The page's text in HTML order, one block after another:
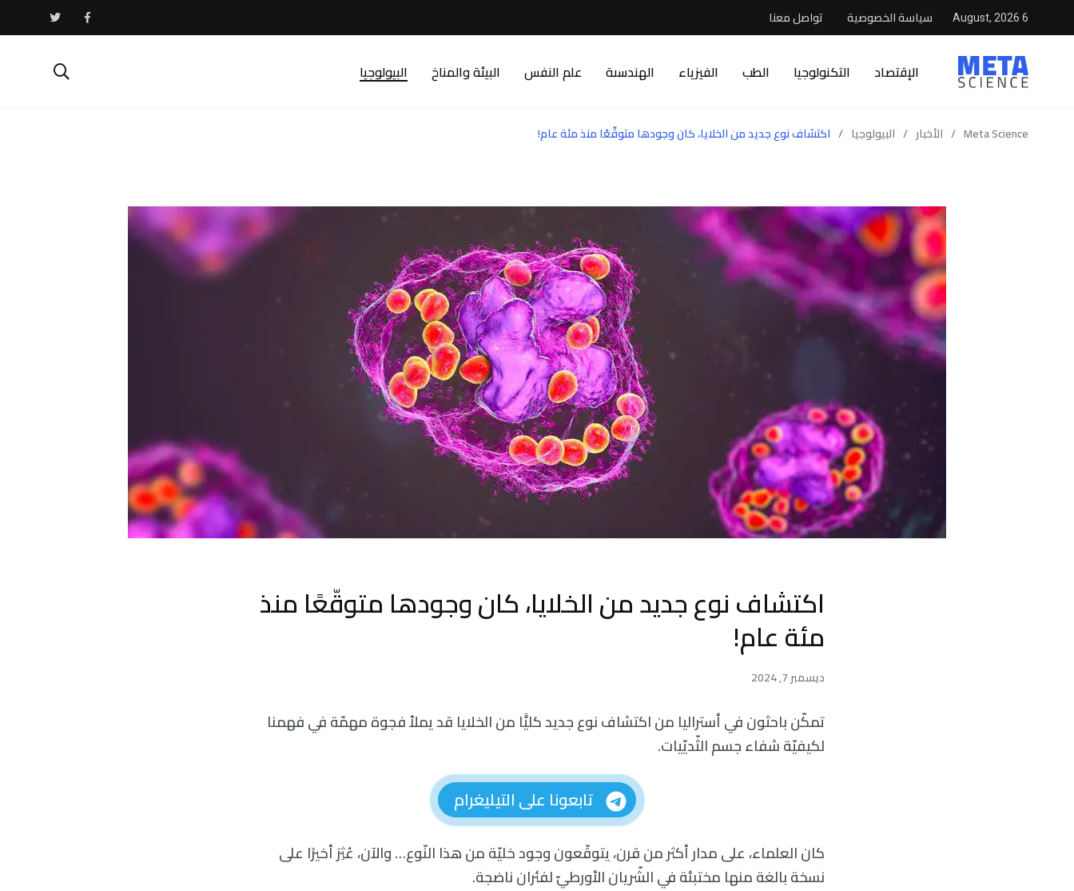
6 August, 2026 سياسة الخصوصية تواصل معنا
الإقتصاد التكنولوجيا الطب الفيزياء الهندسىة علم النفس البيئة والمناخ البيولوجيا
Meta Science
/ الأخبار / البيولوجيا / اكتشاف نوع جديد من الخلايا، كان وجودها متوقّعًا منذ مئة عام!
اكتشاف نوع جديد من الخلايا، كان وجودها متوقّعًا منذ
مئة عام!
ديسمبر 7, 2024
تمكّن باحثون في أستراليا من اكتشاف نوع جديد كليًّا من الخلايا قد يملأ فجوة مهمّة في فهمنا
لكيفيّة شفاء جسم الثّديّيات.
تابعونا على التيليغرام
كان العلماء، على مدار أكثر من قرن، يتوقّعون وجود خليّة من هذا النّوع… والآن، عُثِرَ أخيرًا على
نسخة بالغة منها مختبئة في الشّريان الأورطيّ لفئران ناضجة.